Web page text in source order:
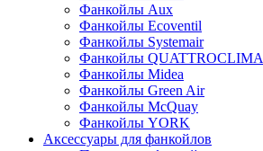
Фанкойлы Aux
Фанкойлы Ecoventil
Фанкойлы Systemair
Фанкойлы QUATTROCLIMA
Фанкойлы Midea
Фанкойлы Green Air
Фанкойлы McQuay
Фанкойлы YORK
Аксессуары для фанкойлов